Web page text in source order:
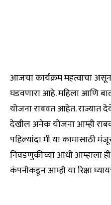
आजचा कार्यक्रम महत्वाचा
घडवणारा आहे. महिला आणि
योजना राबवत आहेत. राज्यात
देखील अनेक योजना आम्ही
पहिल्यांदा मी या कामासाठी
निवडणुकीच्या आधी आम्हाला ही
कंपनीकडून आम्ही या रिक्षा